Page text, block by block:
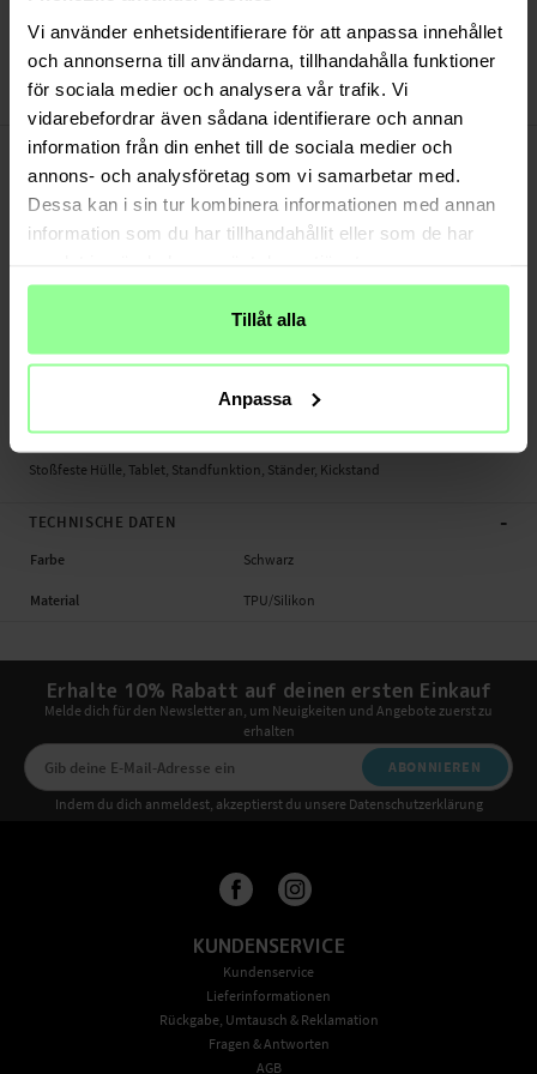
Vi använder enhetsidentifierare för att anpassa innehållet
och annonserna till användarna, tillhandahålla funktioner
för sociala medier och analysera vår trafik. Vi
vidarebefordrar även sådana identifierare och annan
information från din enhet till de sociala medier och
annons- och analysföretag som vi samarbetar med.
Dessa kan i sin tur kombinera informationen med annan
information som du har tillhandahållit eller som de har
Tillåt alla
Anpassa
Bezahle sicher via Klarna oder PayPal
30 Tage Rückgaberecht
Art number:49195
PRODUKTBESCHREIBUNG
Stoßfeste Hülle für iPad Pro 9.7 1st Gen (2016).
Sehen Sie sich Filme, Serien und Sport mit Hilfe der integrierten Standfunktion
- Apple iPad Pro 9.7 1st Gen (2016) A1674 / A1675 / A1673
Produktart: Stoßfeste Hülle
Stoßfeste Hülle, Tablet, Standfunktion, Ständer, Kickstand
TECHNISCHE DATEN -
Farbe Schwarz
Material TPU/Silikon
Erhalte 10% Rabatt auf deinen ersten Einkauf
Melde dich für den Newsletter an, um Neuigkeiten und Angebote zuerst zu
erhalten
ABONNIEREN
Indem du dich anmeldest, akzeptierst du unsere Datenschutzerklärung
KUNDENSERVICE
Kundenservice
Lieferinformationen
Rückgabe, Umtausch & Reklamation
Fragen & Antworten
AGB